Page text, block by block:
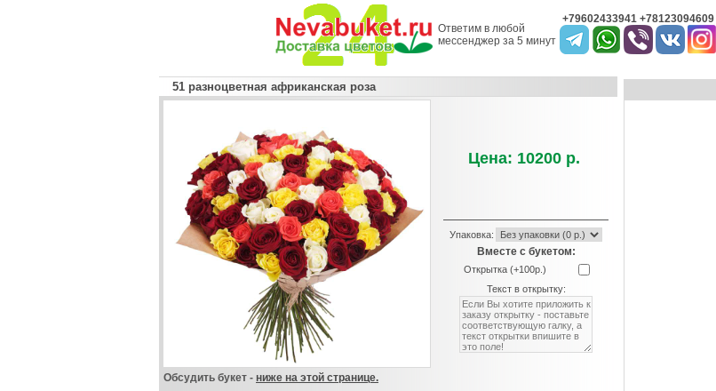
Ответим в любой
мессенджер за 5 минут
+79602433941 +78123094609
51 разноцветная африканская роза
Цена: 10200 р.
Упаковка:
Вместе с букетом:
Открытка (+100р.)
Текст в открытку:
Обсудить букет - ниже на этой странице.